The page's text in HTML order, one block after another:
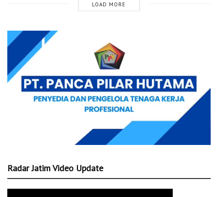
LOAD MORE
Radar Jatim Video Update